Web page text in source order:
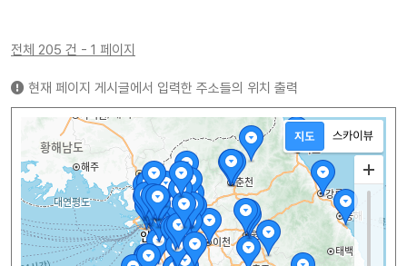
전체 205 건 - 1 페이지
현재 페이지 게시글에서 입력한 주소들의 위치 출력